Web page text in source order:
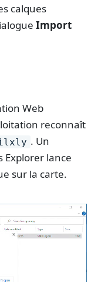
calques
Import
Web
reconnaît
. Un
Explorer lance
sur la carte.